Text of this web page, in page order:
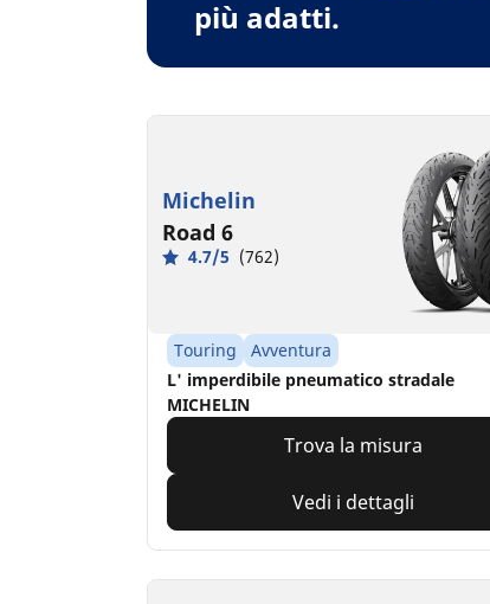
più adatti.
Michelin
Road 6
4.7/5 (762)
Touring
Avventura
L' imperdibile pneumatico stradale
MICHELIN
Trova la misura
Vedi i dettagli